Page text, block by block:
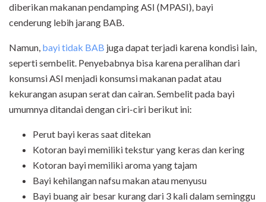
diberikan makanan pendamping ASI (MPASI), bayi
cenderung lebih jarang BAB.
Namun, bayi tidak BAB juga dapat terjadi karena kondisi lain,
seperti sembelit. Penyebabnya bisa karena peralihan dari
konsumsi ASI menjadi konsumsi makanan padat atau
kekurangan asupan serat dan cairan. Sembelit pada bayi
umumnya ditandai dengan ciri-ciri berikut ini:
Perut bayi keras saat ditekan
Kotoran bayi memiliki tekstur yang keras dan kering
Kotoran bayi memiliki aroma yang tajam
Bayi kehilangan nafsu makan atau menyusu
Bayi buang air besar kurang dari 3 kali dalam seminggu